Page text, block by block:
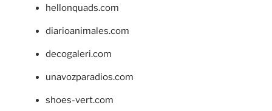
hellonquads.com
diarioanimales.com
decogaleri.com
unavozparadios.com
shoes-vert.com